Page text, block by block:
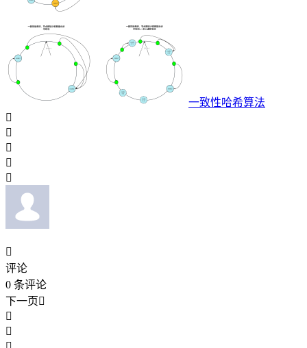
一致性哈希算法






评论
0 条评论
下一页

